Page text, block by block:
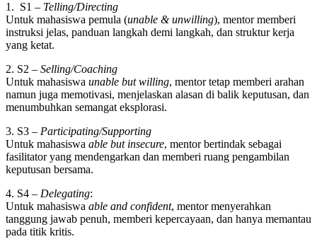
1. S1 – Telling/Directing
Untuk mahasiswa pemula (unable & unwilling), mentor memberi
instruksi jelas, panduan langkah demi langkah, dan struktur kerja
yang ketat.
2. S2 – Selling/Coaching
Untuk mahasiswa unable but willing, mentor tetap memberi arahan
namun juga memotivasi, menjelaskan alasan di balik keputusan, dan
menumbuhkan semangat eksplorasi.
3. S3 – Participating/Supporting
Untuk mahasiswa able but insecure, mentor bertindak sebagai
fasilitator yang mendengarkan dan memberi ruang pengambilan
keputusan bersama.
4. S4 – Delegating:
Untuk mahasiswa able and confident, mentor menyerahkan
tanggung jawab penuh, memberi kepercayaan, dan hanya memantau
pada titik kritis.